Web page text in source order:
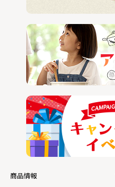
商品情報